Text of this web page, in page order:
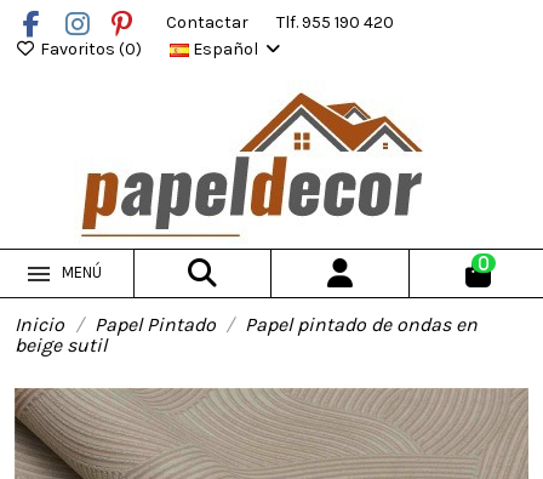
Contactar
Tlf. 955 190 420
Favoritos (0) Español
MENÚ 0
Inicio Papel Pintado
Papel pintado de ondas en
beige sutil